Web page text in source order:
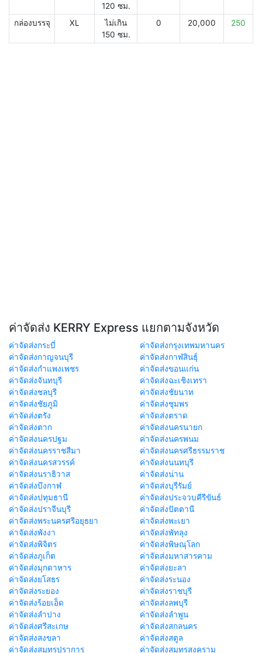
120 ซม.
กล่องบรรจุ XL
ไม่เกิน
150 ซม.
0 20,000 250
ค่าจัดส่ง KERRY Express แยกตามจังหวัด
ค่าจัดส่งกระบี่
ค่าจัดส่งกรุงเทพมหานคร
ค่าจัดส่งกาญจนบุรี
ค่าจัดส่งกาฬสินธุ์
ค่าจัดส่งกำแพงเพชร
ค่าจัดส่งขอนแก่น
ค่าจัดส่งจันทบุรี
ค่าจัดส่งฉะเชิงเทรา
ค่าจัดส่งชลบุรี
ค่าจัดส่งชัยนาท
ค่าจัดส่งชัยภูมิ
ค่าจัดส่งชุมพร
ค่าจัดส่งตรัง
ค่าจัดส่งตราด
ค่าจัดส่งตาก
ค่าจัดส่งนครนายก
ค่าจัดส่งนครปฐม
ค่าจัดส่งนครพนม
ค่าจัดส่งนครราชสีมา
ค่าจัดส่งนครศรีธรรมราช
ค่าจัดส่งนครสวรรค์
ค่าจัดส่งนนทบุรี
ค่าจัดส่งนราธิวาส
ค่าจัดส่งน่าน
ค่าจัดส่งบึงกาฬ
ค่าจัดส่งบุรีรัมย์
ค่าจัดส่งปทุมธานี
ค่าจัดส่งประจวบคีรีขันธ์
ค่าจัดส่งปราจีนบุรี
ค่าจัดส่งปัตตานี
ค่าจัดส่งพระนครศรีอยุธยา
ค่าจัดส่งพะเยา
ค่าจัดส่งพังงา
ค่าจัดส่งพัทลุง
ค่าจัดส่งพิจิตร
ค่าจัดส่งพิษณุโลก
ค่าจัดส่งภูเก็ต
ค่าจัดส่งมหาสารคาม
ค่าจัดส่งมุกดาหาร
ค่าจัดส่งยะลา
ค่าจัดส่งยโสธร
ค่าจัดส่งระนอง
ค่าจัดส่งระยอง
ค่าจัดส่งราชบุรี
ค่าจัดส่งร้อยเอ็ด
ค่าจัดส่งลพบุรี
ค่าจัดส่งลำปาง
ค่าจัดส่งลำพูน
ค่าจัดส่งศรีสะเกษ
ค่าจัดส่งสกลนคร
ค่าจัดส่งสงขลา
ค่าจัดส่งสตูล
ค่าจัดส่งสมุทรปราการ
ค่าจัดส่งสมุทรสงคราม